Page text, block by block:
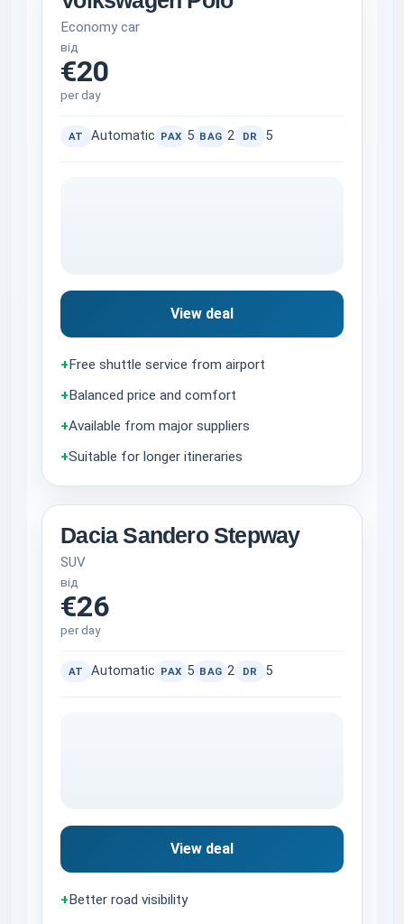
Economy car
від
€20
per day
AT Automatic PAX 5 BAG 2 DR 5
View deal
+Free shuttle service from airport
+Balanced price and comfort
+Available from major suppliers
+Suitable for longer itineraries
Dacia Sandero Stepway
SUV
від
€26
per day
AT Automatic PAX 5 BAG 2 DR 5
View deal
+Better road visibility